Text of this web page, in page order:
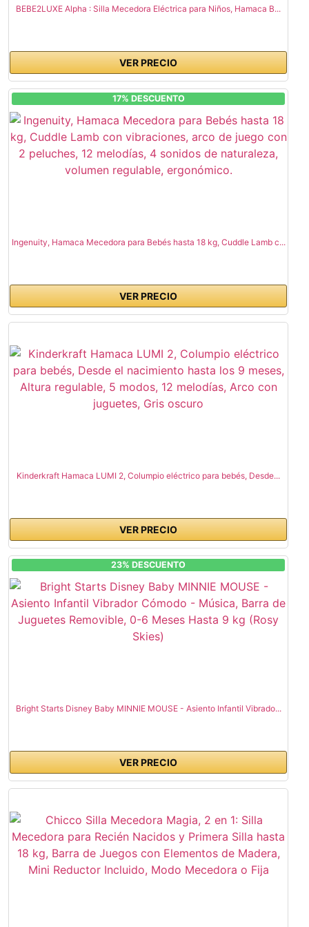
BEBE2LUXE Alpha : Silla Mecedora Eléctrica para Niños, Hamaca B...
VER PRECIO
17% DESCUENTO
Ingenuity, Hamaca Mecedora para Bebés hasta 18 kg, Cuddle Lamb c...
VER PRECIO
Kinderkraft Hamaca LUMI 2, Columpio eléctrico para bebés, Desde...
VER PRECIO
23% DESCUENTO
Bright Starts Disney Baby MINNIE MOUSE - Asiento Infantil Vibrado...
VER PRECIO